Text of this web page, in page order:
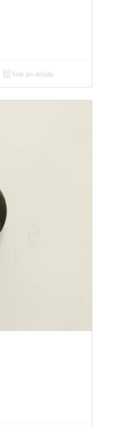
Voir les détails